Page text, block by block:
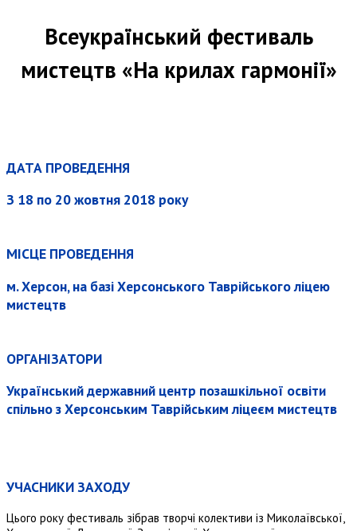
Всеукраїнський фестиваль
мистецтв «На крилах гармонії»
ДАТА ПРОВЕДЕННЯ
З 18 по 20 жовтня 2018 року
МІСЦЕ ПРОВЕДЕННЯ
м. Херсон, на базі Херсонського Таврійського ліцею
мистецтв
ОРГАНІЗАТОРИ
Український державний центр позашкільної освіти
спільно з Херсонським Таврійським ліцеєм мистецтв
УЧАСНИКИ ЗАХОДУ
Цього року фестиваль зібрав творчі колективи із Миколаївської,